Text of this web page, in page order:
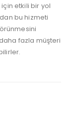
için etkili bir yol
bu hizmeti
fazla müşteri